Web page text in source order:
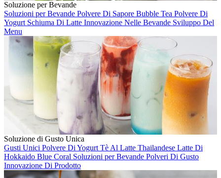
Soluzione per Bevande
Soluzioni per Bevande Polvere Di Sapore Bubble Tea Polvere Di
Yogurt Schiuma Di Latte Innovazione Nelle Bevande Sviluppo Del
Menu
Soluzione di Gusto Unica
Gusti Unici Polvere Di Yogurt Tè Al Latte Thailandese Latte Di
Hokkaido Blue Coral Soluzioni per Bevande Polveri Di Gusto
Innovazione Di Prodotto